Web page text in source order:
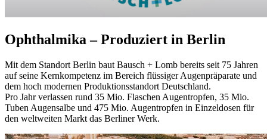
Ophthalmika – Produziert in Berlin
Mit dem Standort Berlin baut Bausch + Lomb bereits seit 75 Jahren
auf seine Kernkompetenz im Bereich flüssiger Augenpräparate und
dem hoch modernen Produktionsstandort Deutschland.
Pro Jahr verlassen rund 35 Mio. Flaschen Augentropfen, 35 Mio.
Tuben Augensalbe und 475 Mio. Augentropfen in Einzeldosen für
den weltweiten Markt das Berliner Werk.